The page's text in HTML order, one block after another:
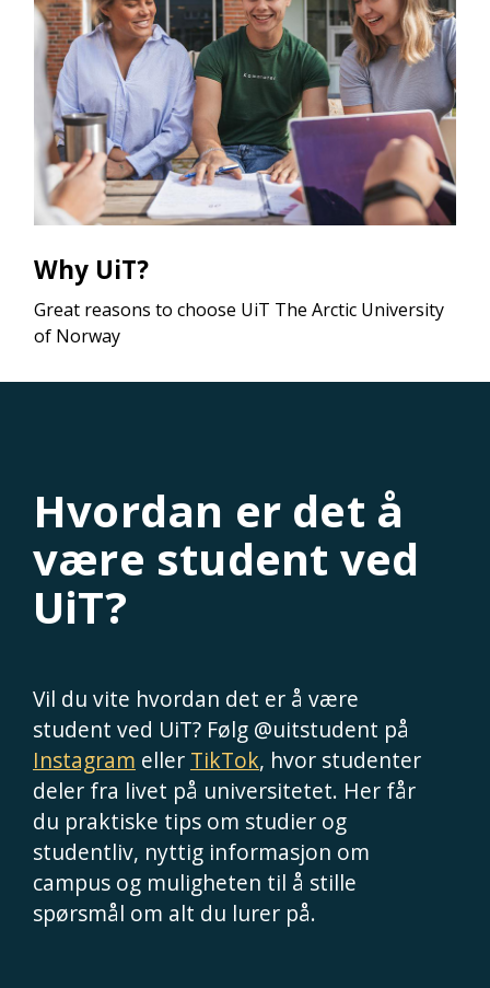
Why UiT?
Great reasons to choose UiT The Arctic University
of Norway
Hvordan er det å
være student ved
UiT?
Vil du vite hvordan det er å være
student ved UiT? Følg @uitstudent på
Instagram eller TikTok, hvor studenter
deler fra livet på universitetet. Her får
du praktiske tips om studier og
studentliv, nyttig informasjon om
campus og muligheten til å stille
spørsmål om alt du lurer på.